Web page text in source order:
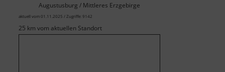
Augustusburg / Mittleres Erzgebirge
aktuell vom 01.11.2025 / Zugriffe: 9142
25 km vom aktuellen Standort